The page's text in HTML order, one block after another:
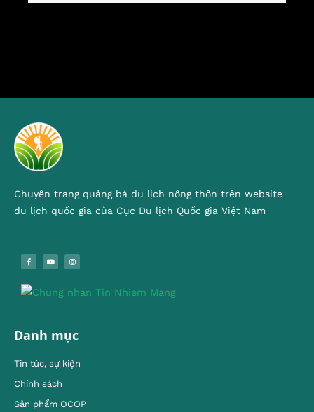
Chuyên trang quảng bá du lịch nông thôn trên website
du lịch quốc gia của Cục Du lịch Quốc gia Việt Nam
Danh mục
Tin tức, sự kiện
Chính sách
Sản phẩm OCOP